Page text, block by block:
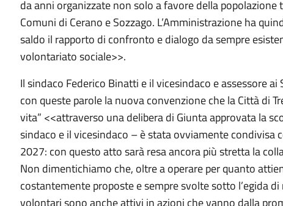
da anni organizzate non solo a favore della
Comuni di Cerano e Sozzago. L’Amministrazione ha
saldo il rapporto di confronto e dialogo da sempre
volontariato sociale>>.
Il sindaco Federico Binatti e il vicesindaco e assessore
con queste parole la nuova convenzione che la Città di
vita” <<attraverso una delibera di Giunta approvata la
sindaco e il vicesindaco – è stata ovviamente condivisa
2027: con questo atto sarà resa ancora più stretta la
Non dimentichiamo che, oltre a operare per quanto
costantemente proposte e sempre svolte sotto l’egida
volontari sono anche attivi in azioni che vanno dalla